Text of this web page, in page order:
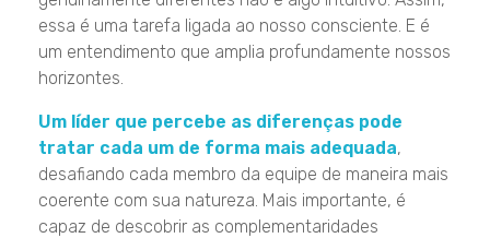
essa é uma tarefa ligada ao nosso consciente. E é
um entendimento que amplia profundamente nossos
horizontes.
Um líder que percebe as diferenças pode
tratar cada um de forma mais adequada,
desafiando cada membro da equipe de maneira mais
coerente com sua natureza. Mais importante, é
capaz de descobrir as complementaridades